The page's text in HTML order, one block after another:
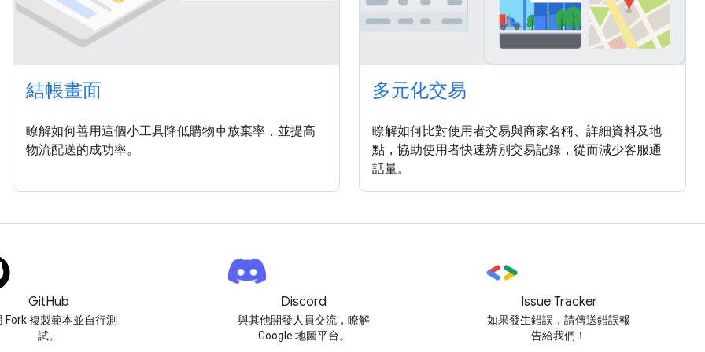
結帳畫面
瞭解如何善用這個小工具降低購物車放棄率，並提高
物流配送的成功率。
多元化交易
瞭解如何比對使用者交易與商家名稱、詳細資料及地
點，協助使用者快速辨別交易記錄，從而減少客服通
話量。
GitHub
Fork 複製範本並自行測
試。
Discord
與其他開發人員交流，瞭解
Google 地圖平台。
Issue Tracker
如果發生錯誤，請傳送錯誤報
告給我們！